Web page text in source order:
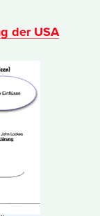
der USA